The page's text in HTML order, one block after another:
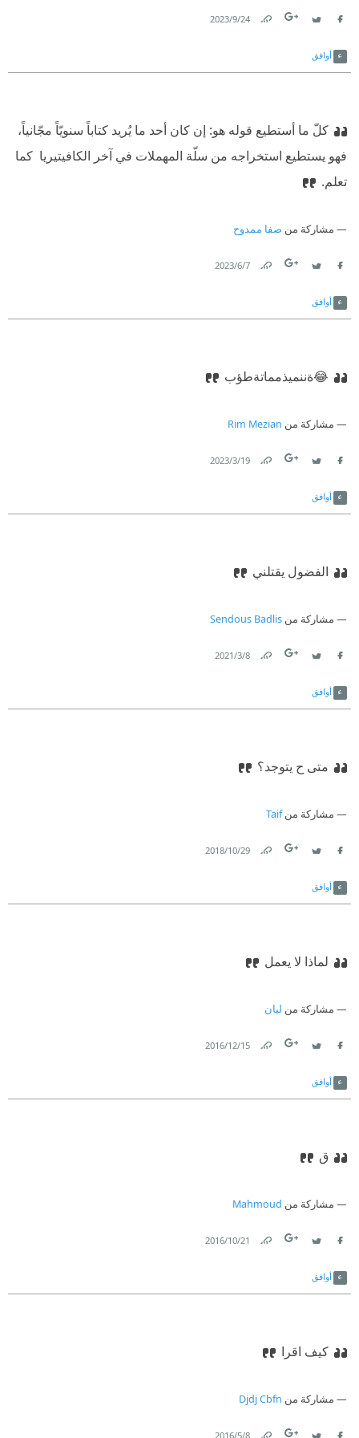
24‏/9‏/2023
أوافق
كلّ ما أستطيع قوله هو: إن كان أحد ما يُريد كتاباً سنويّاً مجّانياً،
فهو يستطيع استخراجه من سلّة المهملات في آخر الكافيتيريا ‫ كما
تعلم.
مشاركة من صفا ممدوح
7‏/6‏/2023
أوافق
😂ةننميذمماتةطؤب
مشاركة من Rim Mezian
19‏/3‏/2023
أوافق
الفضول يقتلني
مشاركة من Sendous Badlis
8‏/3‏/2021
أوافق
متى ح يتوجد؟
مشاركة منTaif
29‏/10‏/2018
أوافق
لماذا لا يعمل
مشاركة من ليان
15‏/12‏/2016
أوافق
ق
مشاركة من Mahmoud
21‏/10‏/2016
أوافق
كيف اقرا
مشاركة من Djdj Cbfn
8‏/5‏/2016